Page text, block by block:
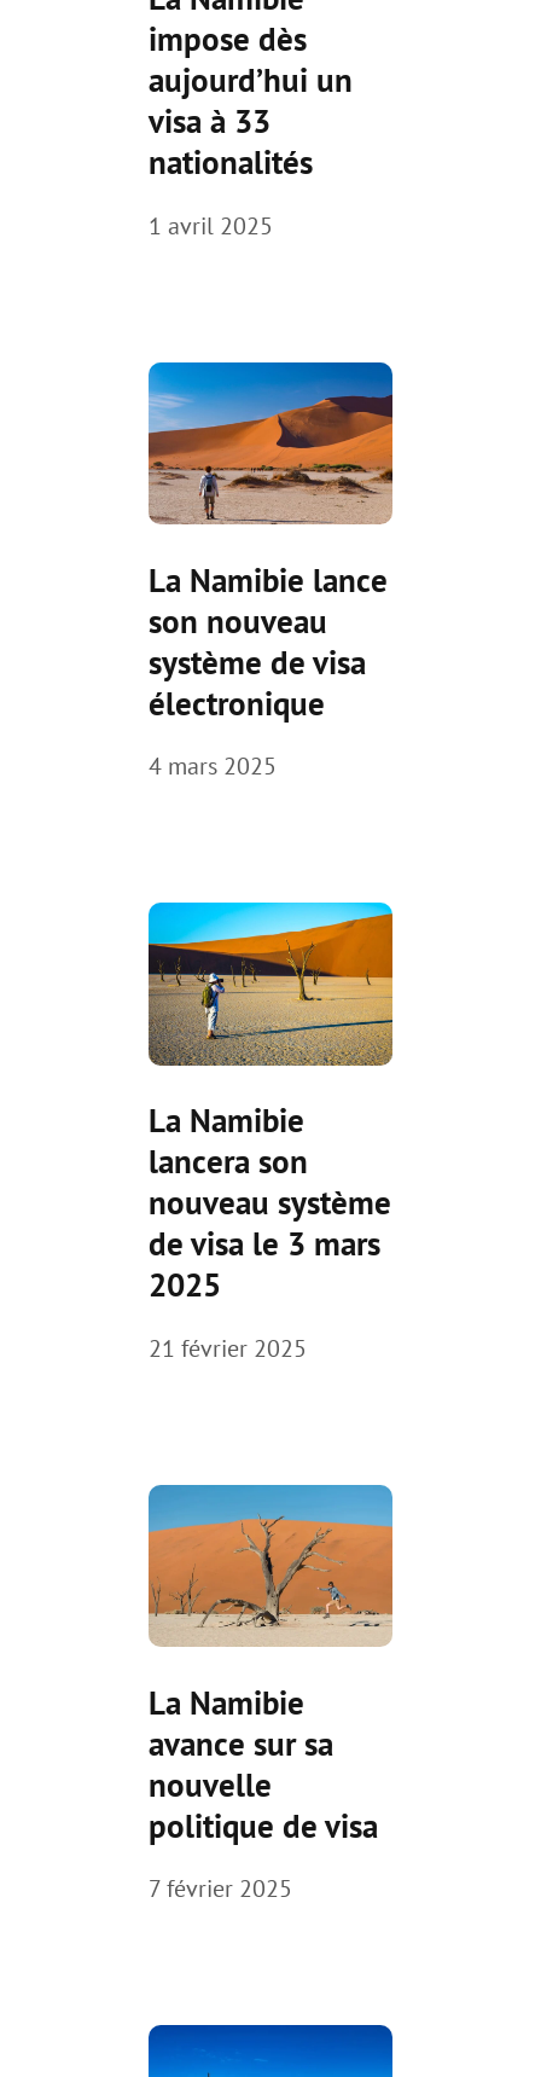
impose dès
aujourd’hui un
visa à 33
nationalités
1 avril 2025
La Namibie lance
son nouveau
système de visa
électronique
4 mars 2025
La Namibie
lancera son
nouveau système
de visa le 3 mars
2025
21 février 2025
La Namibie
avance sur sa
nouvelle
politique de visa
7 février 2025